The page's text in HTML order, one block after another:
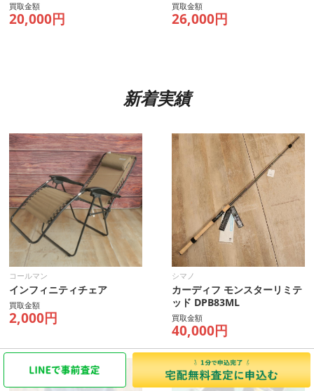
買取金額
20,000円
買取金額
26,000円
新着実績
コールマン
インフィニティチェア
買取金額
2,000円
シマノ
カーディフ モンスターリミテ
ッド DPB83ML
買取金額
40,000円